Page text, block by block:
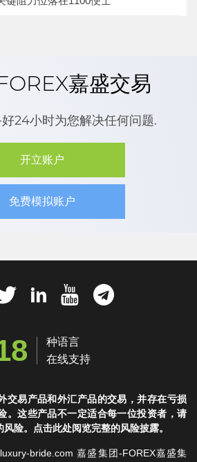
嘉盛交易
24小时为您解决任何问题.
开立账户
免费模拟账户
种语言
在线支持
交易产品和外汇产品的交易，并存在亏损
。这些产品不一定适合每一位投资者，请
险。点击此处阅览完整的风险披露。
bride.com 嘉盛集团-FOREX嘉盛集